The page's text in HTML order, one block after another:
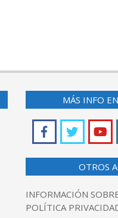
MÁS INFO
OTROS
INFORMACIÓN
POLÍTICA